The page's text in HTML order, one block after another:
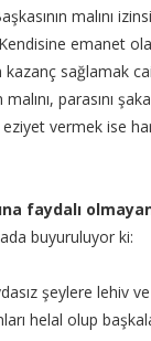
malını
emanet
sağlamak
parasını
vermek ise
faydalı
buyuruluyor ki:
şeylere lehiv
helal olup